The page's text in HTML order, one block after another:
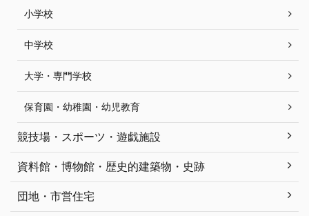
小学校
中学校
大学・専門学校
保育園・幼稚園・幼児教育
競技場・スポーツ・遊戯施設
資料館・博物館・歴史的建築物・史跡
団地・市営住宅